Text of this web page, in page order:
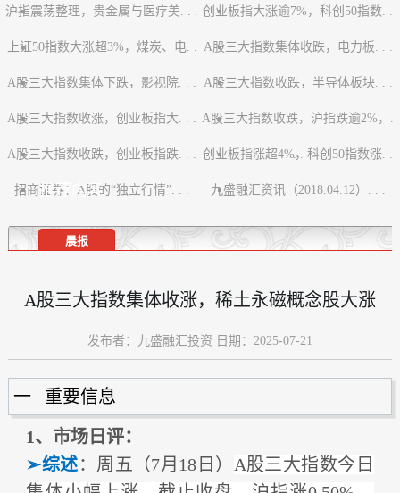
.
沪指震荡整理，贵金属与医疗美. . . 创业板指大涨逾7%，科创50指数. .
.
上证50指数大涨超3%，煤炭、电. .
.
A股三大指数集体收跌，电力板. . .
A股三大指数集体下跌，影视院. . . A股三大指数收跌，半导体板块. . .
A股三大指数收涨，创业板指大. . . A股三大指数收跌，沪指跌逾2%，.
. .
A股三大指数收跌，创业板指跌. . . 创业板指涨超4%，科创50指数涨. .
.
推荐内容
招商证券：A股的“独立行情”. . . 九盛融汇资讯（2018.04.12）. . .
晨报
A股三大指数集体收涨，稀土永磁概念股大涨
发布者：九盛融汇投资 日期：2025-07-21
一 重要信息
1、市场日评：
➢综述：周五（7月18日）
A股三大指数今日